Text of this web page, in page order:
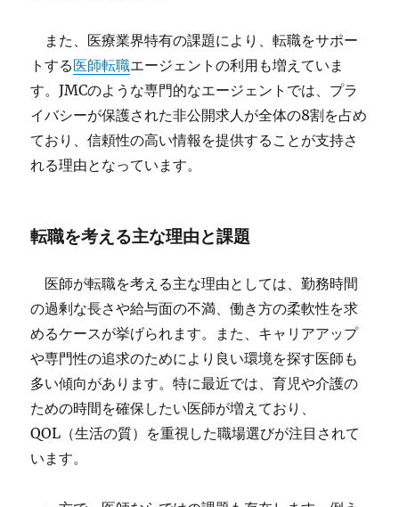
また、医療業界特有の課題により、転職をサポー
トする医師転職エージェントの利用も増えていま
す。JMCのような専門的なエージェントでは、プラ
イバシーが保護された非公開求人が全体の8割を占め
ており、信頼性の高い情報を提供することが支持さ
れる理由となっています。
転職を考える主な理由と課題
医師が転職を考える主な理由としては、勤務時間
の過剰な長さや給与面の不満、働き方の柔軟性を求
めるケースが挙げられます。また、キャリアアップ
や専門性の追求のためにより良い環境を探す医師も
多い傾向があります。特に最近では、育児や介護の
ための時間を確保したい医師が増えており、
QOL（生活の質）を重視した職場選びが注目されて
います。